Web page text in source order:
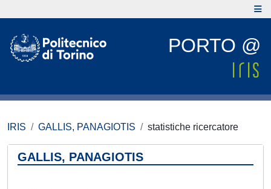
PORTO @
IRIS GALLIS, PANAGIOTIS statistiche ricercatore
GALLIS, PANAGIOTIS